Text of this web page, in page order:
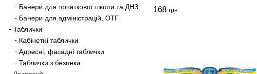
Банери для початкової школи та ДНЗ
Банери для адміністрацій, ОТГ
Таблички
Кабінетні таблички
Адресні, фасадні таблички
Таблички з безпеки
168 грн